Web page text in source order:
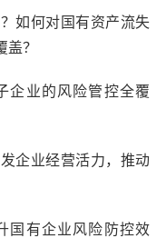
如何对国有资产流失
？
企业的风险管控全覆
企业经营活力，推动
国有企业风险防控效